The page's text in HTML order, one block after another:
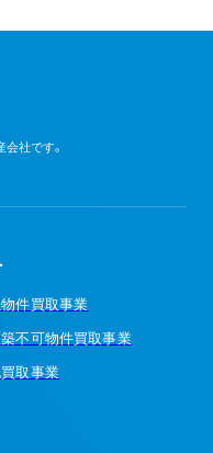
社です。
件買取事業
不可物件買取事業
取事業